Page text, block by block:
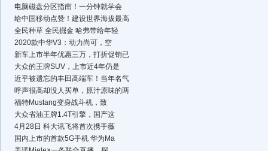
电脑磁盘分区指南！一分钟就学会
给中国移动点赞！建设世界海拔最高
全民种草 全民掘金 哈弗带给年轻
2020款中华V3：动力尚可，空
新车上市半年优惠三万，打折促销已
大众的王牌SUV，上市近4年仍是
近乎被遗忘的丰田高端车！当年名气
呼声很高却没人买单，原汁原味的两
福特Mustang变身战斗机，致
大众省油王牌1.4T引擎，国产这
4月28日 科大讯飞将首次携手薇
国内上市的首款5G手机 华为Ma